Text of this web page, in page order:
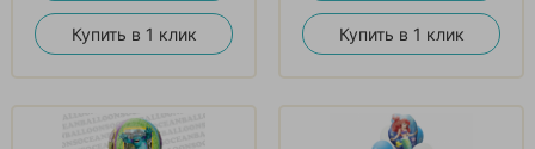
Купить в 1 клик Купить в 1 клик